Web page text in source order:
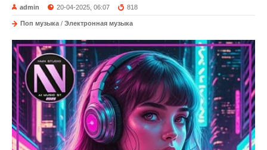
admin 20-04-2025, 06:07 818
Поп музыка / Электронная музыка